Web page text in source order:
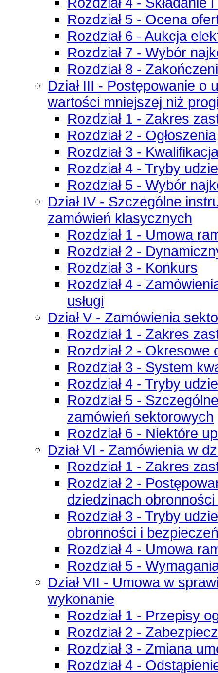
Rozdział 5 - Ocena
Rozdział 6 - Aukcja
Rozdział 7 - Wybór
Rozdział 8 -
Dział III - Postępowanie o
wartości mniejszej niż
Rozdział 1 - Zakres
Rozdział 2 - Ogłoszenia
Rozdział 3 -
Rozdział 4 - Tryby
Rozdział 5 - Wybór
Dział IV - Szczególne
zamówień klasycznych
Rozdział 1 - Umowa
Rozdział 2 -
Rozdział 3 - Konkurs
Rozdział 4 -
usługi
Dział V - Zamówienia
Rozdział 1 - Zakres
Rozdział 2 - Okresowe
Rozdział 3 - System
Rozdział 4 - Tryby
Rozdział 5 -
zamówień sektorowych
Rozdział 6 - Niektóre
Dział VI - Zamówienia w
Rozdział 1 - Zakres
Rozdział 2 -
dziedzinach
Rozdział 3 - Tryby
obronności i
Rozdział 4 - Umowa
Rozdział 5 -
Dział VII - Umowa w
wykonanie
Rozdział 1 - Przepisy
Rozdział 2 -
Rozdział 3 - Zmiana
Rozdział 4 -